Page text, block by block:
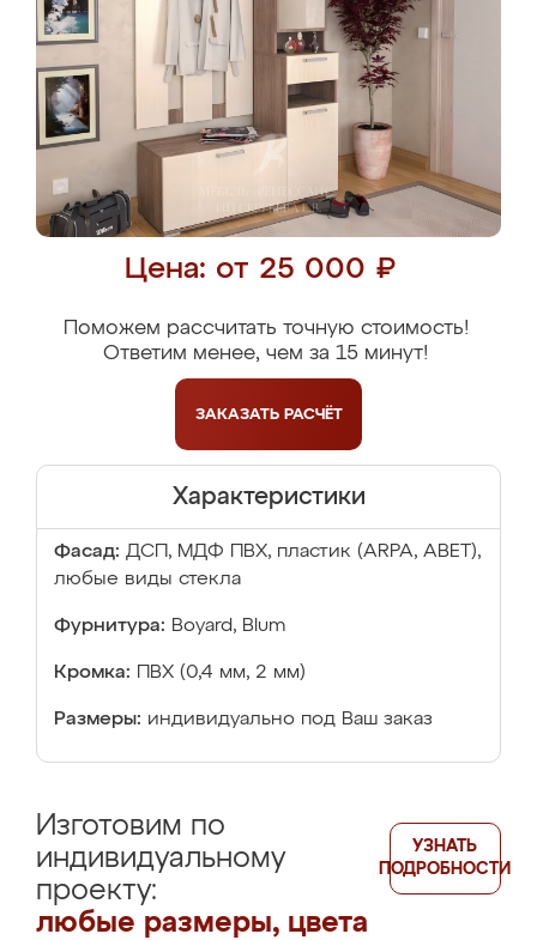
Цена: от 25 000 ₽
Поможем рассчитать точную стоимость!
Ответим менее, чем за 15 минут!
ЗАКАЗАТЬ РАСЧЁТ
Характеристики
Фасад: ДСП, МДФ ПВХ, пластик (ARPA, ABET),
любые виды стекла
Фурнитура: Boyard, Blum
Кромка: ПВХ (0,4 мм, 2 мм)
Размеры: индивидуально под Ваш заказ
Изготовим по
индивидуальному
проекту:
любые размеры, цвета
УЗНАТЬ
ПОДРОБНОСТИ